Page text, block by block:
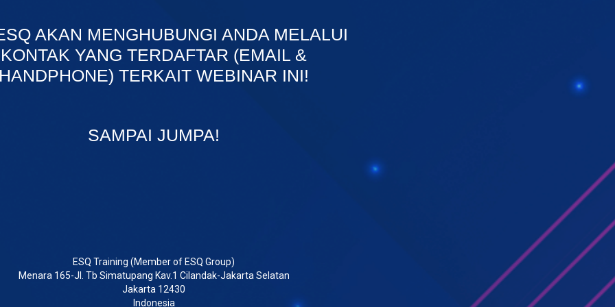
AKAN MENGHUBUNGI ANDA MELALUI
KONTAK YANG TERDAFTAR (EMAIL &
TERKAIT WEBINAR INI!
SAMPAI JUMPA!
ESQ Training (Member of ESQ Group)
Menara 165-Jl. Tb Simatupang Kav.1 Cilandak-Jakarta Selatan
Jakarta 12430
Indonesia